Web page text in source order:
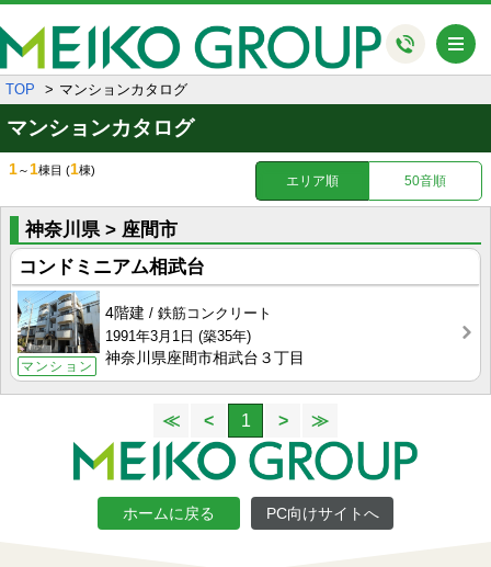
TOP マンションカタログ
マンションカタログ
1～1棟目 (1棟)
エリア順 50音順
神奈川県 > 座間市
コンドミニアム相武台
マンション
4階建
鉄筋コンクリート
1991年3月1日 (築35年)
神奈川県座間市相武台３丁目
≪ < 1 > ≫
ホームに戻る PC向けサイトへ